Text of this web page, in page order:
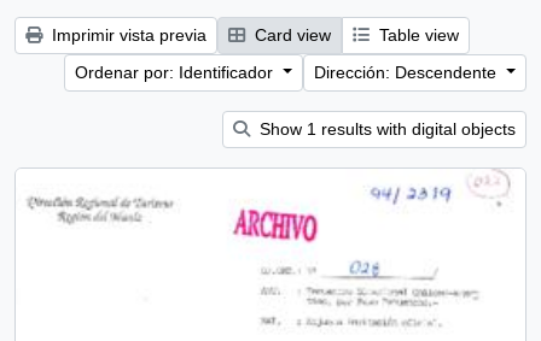
Imprimir vista previa Card view
Table view
Ordenar por: Identificador
Dirección: Descendente
Show 1 results with digital objects